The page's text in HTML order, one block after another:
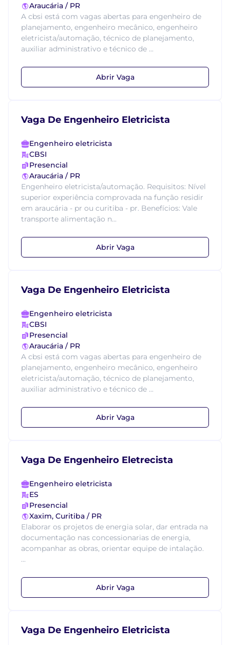
Araucária / PR
A cbsi está com vagas abertas para engenheiro de
planejamento, engenheiro mecânico, engenheiro
eletricista/automação, técnico de planejamento,
auxiliar administrativo e técnico de ...
Abrir Vaga
Vaga De Engenheiro Eletricista
Engenheiro eletricista
CBSI
Presencial
Araucária / PR
Engenheiro eletricista/automação. Requisitos: Nível
superior experiência comprovada na função residir
em araucária - pr ou curitiba - pr. Benefícios: Vale
transporte alimentação n...
Abrir Vaga
Vaga De Engenheiro Eletricista
Engenheiro eletricista
CBSI
Presencial
Araucária / PR
A cbsi está com vagas abertas para engenheiro de
planejamento, engenheiro mecânico, engenheiro
eletricista/automação, técnico de planejamento,
auxiliar administrativo e técnico de ...
Abrir Vaga
Vaga De Engenheiro Eletrecista
Engenheiro eletricista
ES
Presencial
Xaxim, Curitiba / PR
Elaborar os projetos de energia solar, dar entrada na
documentação nas concessionarias de energia,
acompanhar as obras, orientar equipe de intalação.
...
Abrir Vaga
Vaga De Engenheiro Eletricista